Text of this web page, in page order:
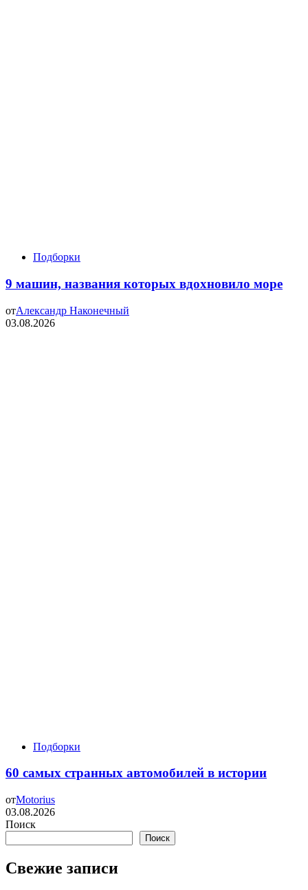
Подборки
9 машин, названия которых вдохновило море
отАлександр Наконечный
03.08.2026
Подборки
60 самых странных автомобилей в истории
отMotorius
03.08.2026
Поиск
Поиск
Свежие записи